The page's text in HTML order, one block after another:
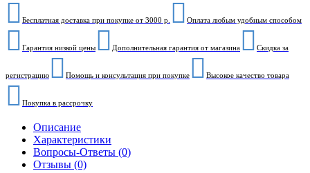
Бесплатная доставка при покупке от 3000 р. Оплата любым удобным способом
Гарантия низкой цены Дополнительная гарантия от магазина Скидка за
регистрацию Помощь и консультация при покупке Высокое качество товара
Покупка в рассрочку
Описание
Характеристики
Вопросы-Ответы (0)
Отзывы (0)